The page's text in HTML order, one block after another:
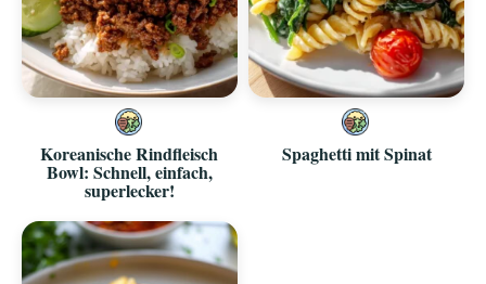
Koreanische Rindfleisch
Bowl: Schnell, einfach,
superlecker!
Spaghetti mit Spinat